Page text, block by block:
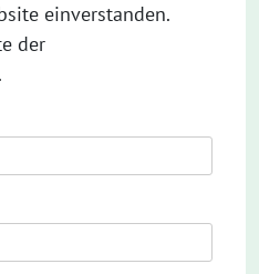
einverstanden.
der
.